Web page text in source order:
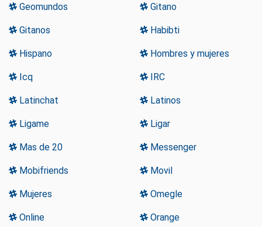
Geomundos Gitano
Gitanos Habibti
Hispano Hombres y mujeres
Icq IRC
Latinchat Latinos
Ligame Ligar
Mas de 20 Messenger
Mobifriends Movil
Mujeres Omegle
Online Orange